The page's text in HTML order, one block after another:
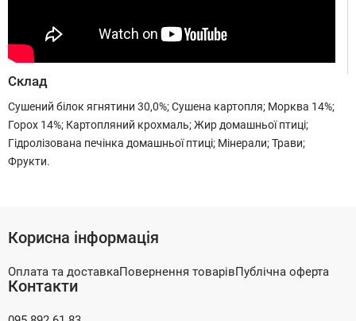
Склад
Сушений білок ягнятини 30,0%; Сушена картопля; Морква 14%;
Горох 14%; Картопляний крохмаль; Жир домашньої птиці;
Гідролізована печінка домашньої птиці; Мінерали; Трави;
Фрукти.
Корисна інформація
Оплата та доставкаПовернення товарівПублічна оферта
Контакти